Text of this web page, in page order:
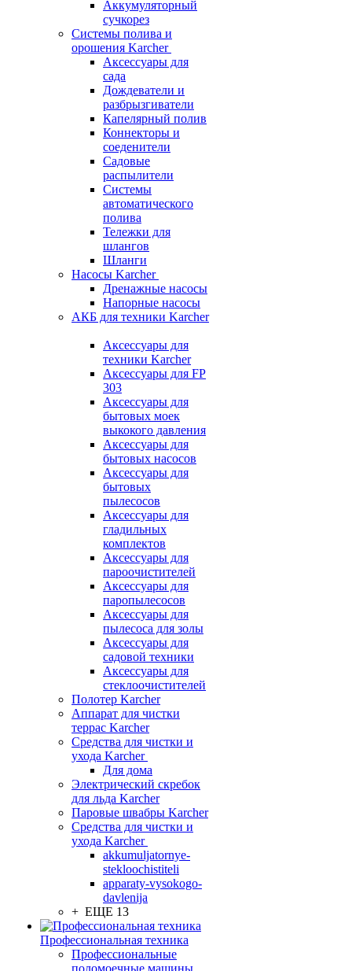
Аккумуляторный
сучкорез
Системы полива и
орошения Karcher
Аксессуары для
сада
Дождеватели и
разбрызгиватели
Капелярный полив
Коннекторы и
соеденители
Садовые
распылители
Системы
автоматического
полива
Тележки для
шлангов
Шланги
Насосы Karcher
Дренажные насосы
Напорные насосы
АКБ для техники Karcher
Аксессуары для
техники Karcher
Аксессуары для FP
303
Аксессуары для
бытовых моек
выкокого давления
Аксессуары для
бытовых насосов
Аксессуары для
бытовых
пылесосов
Аксессуары для
гладильных
комплектов
Аксессуары для
пароочистителей
Аксессуары для
паропылесосов
Аксессуары для
пылесоса для золы
Аксессуары для
садовой техники
Аксессуары для
стеклоочистителей
Полотер Karcher
Аппарат для чистки
террас Karcher
Средства для чистки и
ухода Karcher
Для дома
Электрический скребок
для льда Karcher
Паровые швабры Karcher
Средства для чистки и
ухода Karcher
akkumuljatornye-
stekloochistiteli
apparaty-vysokogo-
davlenija
+ ЕЩЕ 13
Профессиональная техника
Профессиональные
поломоечные машины